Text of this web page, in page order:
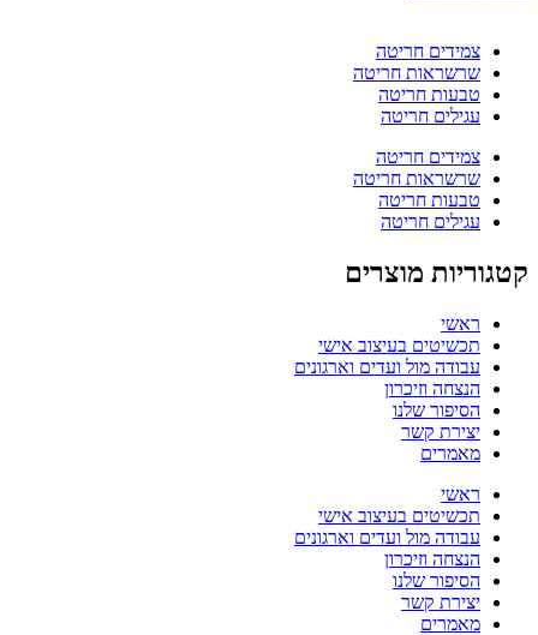
צמידים חריטה
שרשראות חריטה
טבעות חריטה
עגילים חריטה
צמידים חריטה
שרשראות חריטה
טבעות חריטה
עגילים חריטה
קטגוריות מוצרים
ראשי
תכשיטים בעיצוב אישי
עבודה מול ועדים וארגונים
הנצחה וזיכרון
הסיפור שלנו
יצירת קשר
מאמרים
ראשי
תכשיטים בעיצוב אישי
עבודה מול ועדים וארגונים
הנצחה וזיכרון
הסיפור שלנו
יצירת קשר
מאמרים